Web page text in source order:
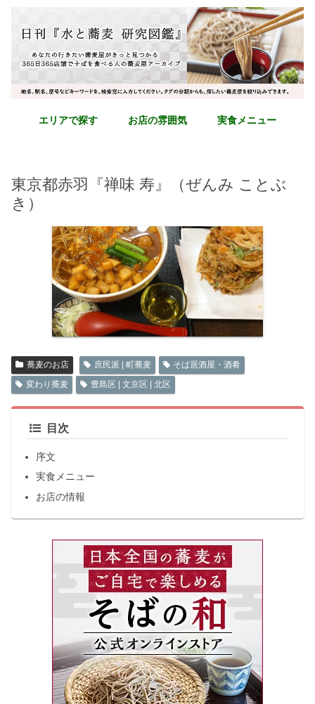
エリアで探す お店の雰囲気 実食メニュー
東京都赤羽『禅味 寿』（ぜんみ ことぶ
き）
蕎麦のお店 庶民派 | 町蕎麦
そば居酒屋・酒肴
変わり蕎麦
豊島区 | 文京区 | 北区
目次
序文
実食メニュー
お店の情報